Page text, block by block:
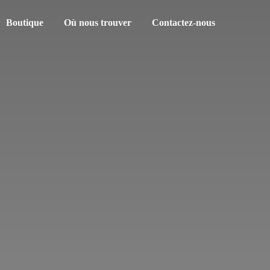
Boutique Où nous trouver Contactez-nous